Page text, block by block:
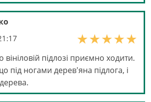
вініловій підлозі приємно ходити.
під ногами дерев'яна підлога, і